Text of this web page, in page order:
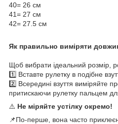
40= 26 см
41= 27 см
42= 27.5 см
Як правильно виміряти
Щоб вибрати ідеальний розмір,
1️⃣ Вставте рулетку в подібне
2️⃣ Всередині взуття виміряйте
притискаючи рулетку пальцем
⚠️ Не міряйте устілку окремо!
📌По-перше, вона часто